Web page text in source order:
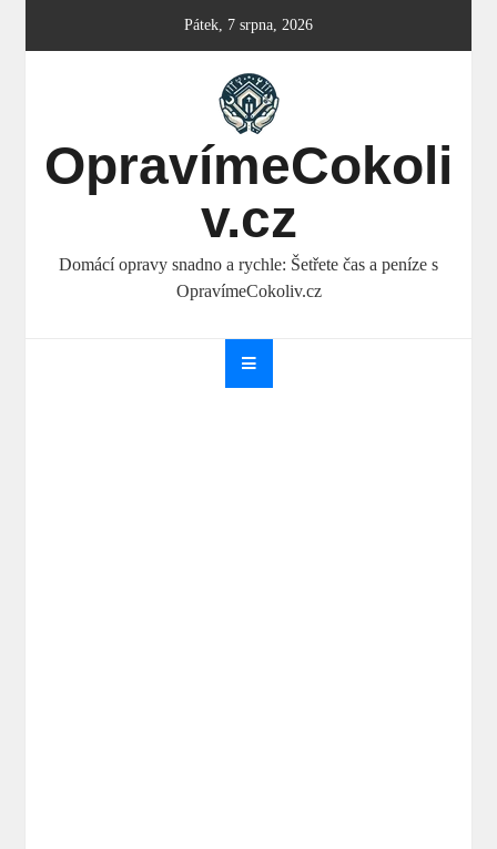
Pátek, 7 srpna, 2026
OpravímeCokoli
v.cz
Domácí opravy snadno a rychle: Šetřete čas a peníze s
OpravímeCokoliv.cz